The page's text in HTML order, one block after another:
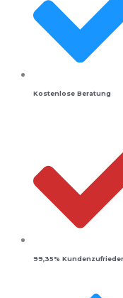
Kostenlose Beratung
99,35%